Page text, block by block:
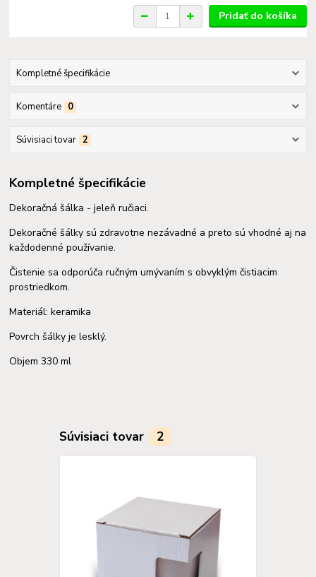
Pridať do košíka
Kompletné špecifikácie
Komentáre 0
Súvisiaci tovar 2
Kompletné špecifikácie
Dekoračná šálka - jeleň ručiaci.
Dekoračné šálky sú zdravotne nezávadné a preto sú vhodné aj na
každodenné používanie.
Čistenie sa odporúča ručným umývaním s obvyklým čistiacim
prostriedkom.
Materiál: keramika
Povrch šálky je lesklý.
Objem 330 ml
Súvisiaci tovar 2